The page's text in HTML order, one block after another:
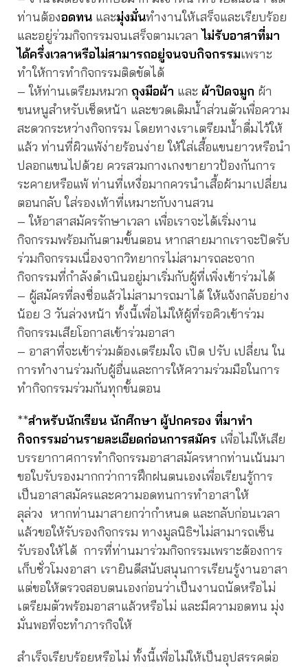
ท่านต้องอดทน และมุ่งมั่นทำงานให้เสร็จและเรียบร้อย
และอยู่ร่วมกิจกรรมจนเสร็จตามเวลาไม่รับอาสาที่มา
ได้ครึ่งเวลาหรือไม่สามารถอยู่จนจบกิจกรรมเพราะ
ทำให้การทำกิจกรรมติดขัดได้
– ให้ท่านเตรียมหมวก ถุงมือผ้า และ ผ้าปิดจมูก ผ้า
ขนหนูสำหรับเช็ดหน้า และขวดเติมน้ำส่วนตัวเพื่อความ
สะดวกระหว่างกิจกรรม โดยทางเราเตรียมน้ำดื่มไว้ให้
แล้ว ท่านที่ผิวแพ้ง่ายร้อนง่าย ให้ใส่เสื้อแขนยาวหรือนำ
ปลอกแขนไปด้วย ควรสวมกางเกงขายาวป้องกันการ
ระคายหรือแพ้ ท่านที่เหงื่อมากควรนำเสื้อผ้ามาเปลี่ยน
ตอนกลับ ใส่รองเท้าที่เหมาะกับงานสวน
– ให้อาสาสมัครรักษาเวลา เพื่อเราจะได้เริ่มงาน
กิจกรรมพร้อมกันตามขั้นตอน หากสายมากเราจะปิดรับ
ร่วมกิจกรรมเนื่องจากวิทยากรไม่สามารถละจาก
กิจกรรมที่กำลังดำเนินอยู่มาเริ่มกับผู้ที่เพิ่งเข้าร่วมได้
– ผู้สมัครที่ลงชื่อแล้วไม่สามารถมาได้ ให้แจ้งกลับอย่าง
น้อย 3 วันล่วงหน้า ทั้งนี้เพื่อไม่ให้ผู้ที่รอคิวเข้าร่วม
กิจกรรมเสียโอกาสเข้าร่วมอาสา
– อาสาที่จะเข้าร่วมต้องเตรียมใจ เปิด ปรับ เปลี่ยน ใน
การทำงานร่วมกับผู้อื่นและการให้ความร่วมมือในการ
ทำกิจกรรมร่วมกันทุกขั้นตอน
**สำหรับนักเรียน นักศึกษา ผู้ปกครอง ที่มาทำ
กิจกรรมอ่านรายละเอียดก่อนการสมัคร เพื่อไม่ให้เสีย
บรรยากาศการทำกิจกรรมอาสาสมัครหากท่านเน้นมา
ขอใบรับรองมากกว่าการฝึกฝนตนเองเพื่อเรียนรู้การ
เป็นอาสาสมัครและความอดทนการทำอาสาให้
ลุล่วง หากท่านมาสายกว่ากำหนด และกลับก่อนเวลา
แล้วขอให้รับรองกิจกรรม ทางมูลนิธิฯไม่สามารถเซ็น
รับรองให้ได้ การที่ท่านมาร่วมกิจกรรมเพราะต้องการ
เก็บชั่วโมงอาสา เรายินดีสนับสนุนการเรียนรู้งานอาสา
แต่ขอให้ตรวจสอบตนเองก่อนว่าเป็นงานถนัดหรือไม่
เตรียมตัวพร้อมอาสาแล้วหรือไม่ และมีความอดทน มุ่ง
มั่นพอที่จะทำภารกิจให้
สำเร็จเรียบร้อยหรือไม่ ทั้งนี้เพื่อไม่ให้เป็นอุปสรรคต่อ